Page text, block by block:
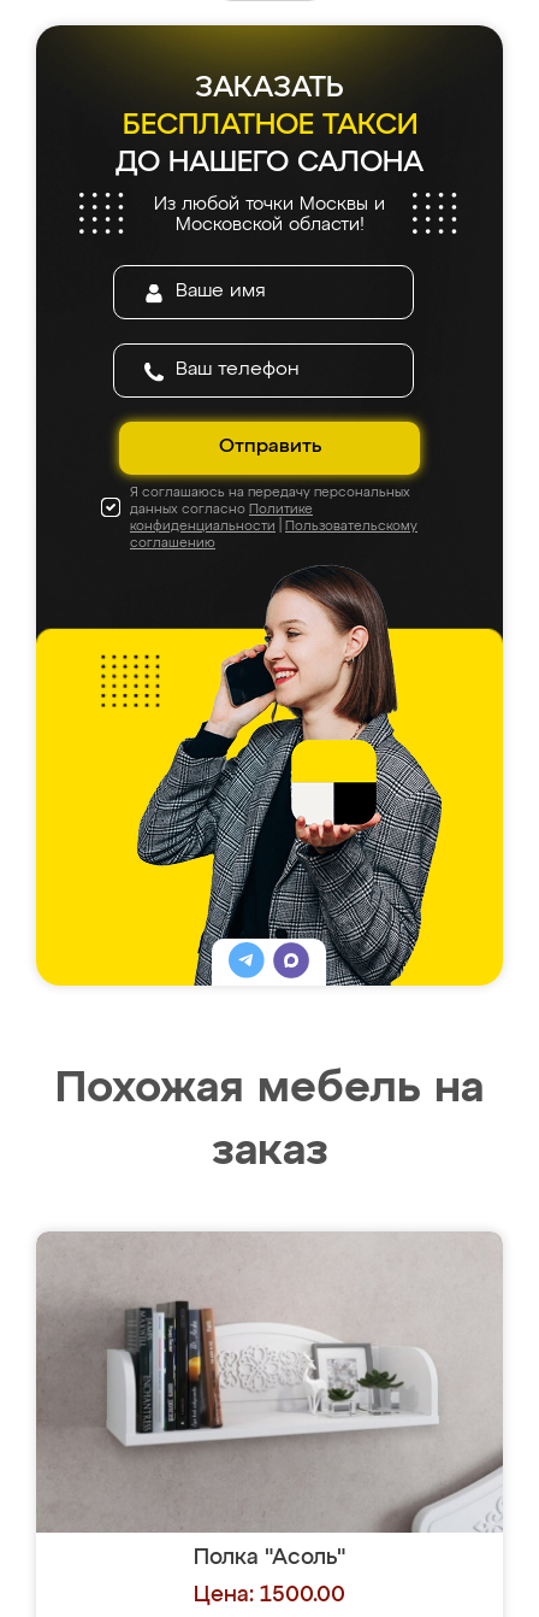
ЗАКАЗАТЬ
БЕСПЛАТНОЕ ТАКСИ
ДО НАШЕГО САЛОНА
Из любой точки Москвы и
Московской области!
Отправить
Я соглашаюсь на передачу персональных
данных согласно Политике
конфиденциальности
Пользовательскому
соглашению
Похожая мебель на
заказ
Полка "Асоль"
Цена: 1500.00